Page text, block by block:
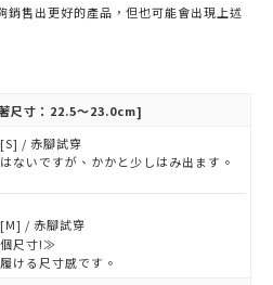
銷售出更好的產品，但也可能會出現上述
尺寸：22.5～23.0cm]
/ 赤腳試穿
ないですが、かかと少しはみ出ます。
/ 赤腳試穿
尺寸!≫
ける尺寸感です。